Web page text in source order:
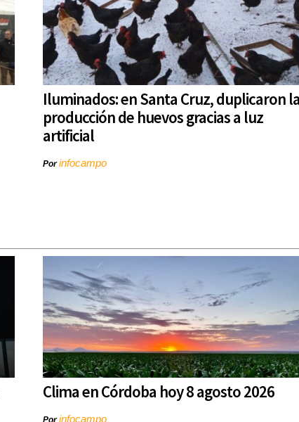
Iluminados: en Santa Cruz, duplicaron la
producción de huevos gracias a luz
artificial
Porinfocampo
Clima en Córdoba hoy 8 agosto 2026
Porinfocampo